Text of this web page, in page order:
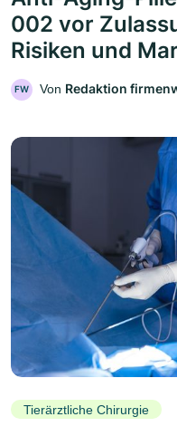
002 vor
Risiken und
FW Von Redaktion
Tierärztliche Chirurgie